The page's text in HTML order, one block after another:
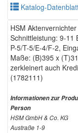
Katalog-
HSM
Schnittleistung: 9-11
P-5/T-5/E-4/F-2,
Maße: (B)395 x
zerkleinert auch
(1782111)
Informationen zur
Person
HSM GmbH & Co. KG
Austraße 1-9